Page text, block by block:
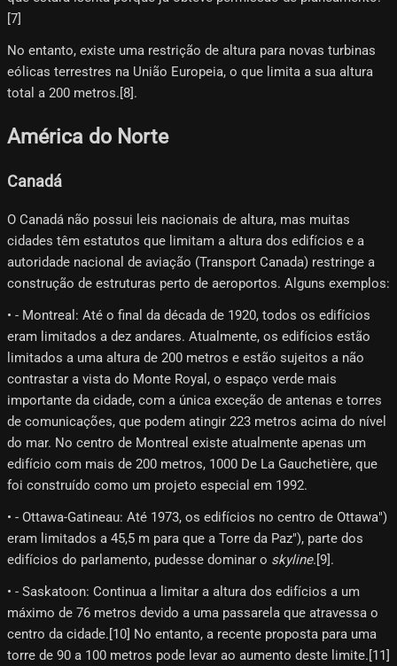
[7]
No entanto, existe uma restrição de altura para novas turbinas
eólicas terrestres na União Europeia, o que limita a sua altura
total a 200 metros.[8]​.
América do Norte
Canadá
O Canadá não possui leis nacionais de altura, mas muitas
cidades têm estatutos que limitam a altura dos edifícios e a
autoridade nacional de aviação (Transport Canada) restringe a
construção de estruturas perto de aeroportos. Alguns exemplos:
• - Montreal: Até o final da década de 1920, todos os edifícios
eram limitados a dez andares. Atualmente, os edifícios estão
limitados a uma altura de 200 metros e estão sujeitos a não
contrastar a vista do Monte Royal, o espaço verde mais
importante da cidade, com a única exceção de antenas e torres
de comunicações, que podem atingir 223 metros acima do nível
do mar. No centro de Montreal existe atualmente apenas um
edifício com mais de 200 metros, 1000 De La Gauchetière, que
foi construído como um projeto especial em 1992.
• - Ottawa-Gatineau: Até 1973, os edifícios no centro de Ottawa")
eram limitados a 45,5 m para que a Torre da Paz"), parte dos
edifícios do parlamento, pudesse dominar o skyline.[9]​.
• - Saskatoon: Continua a limitar a altura dos edifícios a um
máximo de 76 metros devido a uma passarela que atravessa o
centro da cidade.[10]​ No entanto, a recente proposta para uma
torre de 90 a 100 metros pode levar ao aumento deste limite.[11]​